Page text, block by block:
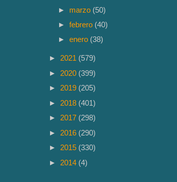
► marzo (50)
►febrero (40)
►enero (38)
► 2021 (579)
► 2020 (399)
► 2019 (205)
► 2018 (401)
► 2017 (298)
► 2016 (290)
► 2015 (330)
► 2014 (4)